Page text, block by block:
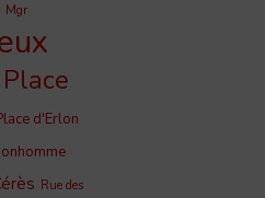
Mgr
Place
d'Erlon
Rue des